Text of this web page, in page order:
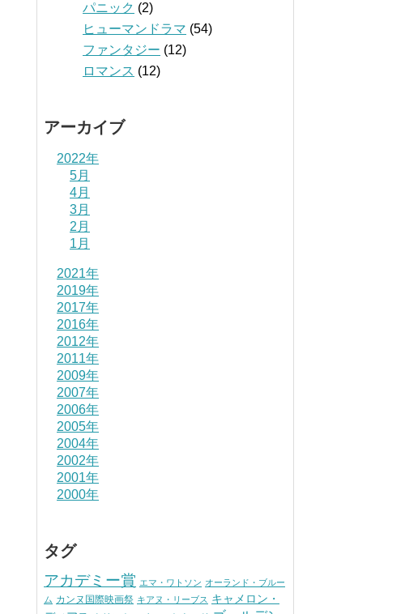
パニック (2)
ヒューマンドラマ (54)
ファンタジー (12)
ロマンス (12)
アーカイブ
2022年
5月
4月
3月
2月
1月
2021年
2019年
2017年
2016年
2012年
2011年
2009年
2007年
2006年
2005年
2004年
2002年
2001年
2000年
タグ
アカデミー賞 エマ・ワトソン オーランド・ブルー
ム カンヌ国際映画祭 キアヌ・リーブス キャメロン・